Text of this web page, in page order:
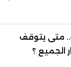
متى يتوقف
الجميع ؟